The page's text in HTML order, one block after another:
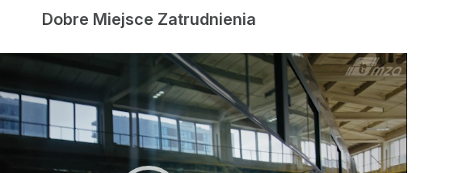
Dobre Miejsce Zatrudnienia